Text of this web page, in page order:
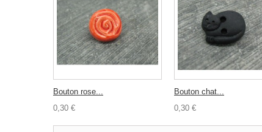
Bouton rose...
0,30 €
Bouton chat...
0,30 €